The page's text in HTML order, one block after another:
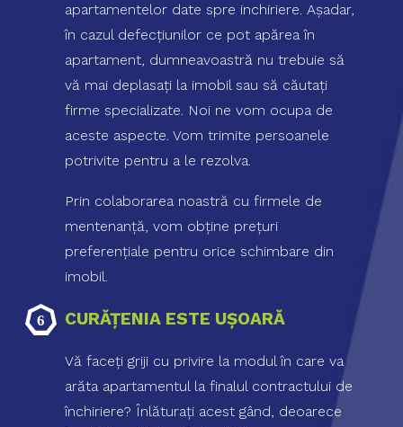
apartamentelor date spre inchiriere. Aşadar,
în cazul defecţiunilor ce pot apărea în
apartament, dumneavoastră nu trebuie să
vă mai deplasaţi la imobil sau să căutaţi
firme specializate. Noi ne vom ocupa de
aceste aspecte. Vom trimite persoanele
potrivite pentru a le rezolva.
Prin colaborarea noastră cu firmele de
mentenanţă, vom obţine preţuri
preferenţiale pentru orice schimbare din
imobil.
CURĂŢENIA ESTE UŞOARĂ
Vă faceţi griji cu privire la modul în care va
arăta apartamentul la finalul contractului de
închiriere? Înlăturaţi acest gând, deoarece